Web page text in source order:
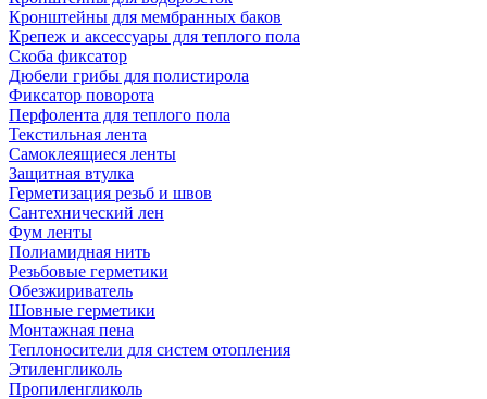
Кронштейны для мембранных баков
Крепеж и аксессуары для теплого пола
Скоба фиксатор
Дюбели грибы для полистирола
Фиксатор поворота
Перфолента для теплого пола
Текстильная лента
Самоклеящиеся ленты
Защитная втулка
Герметизация резьб и швов
Сантехнический лен
Фум ленты
Полиамидная нить
Резьбовые герметики
Обезжириватель
Шовные герметики
Монтажная пена
Теплоносители для систем отопления
Этиленгликоль
Пропиленгликоль